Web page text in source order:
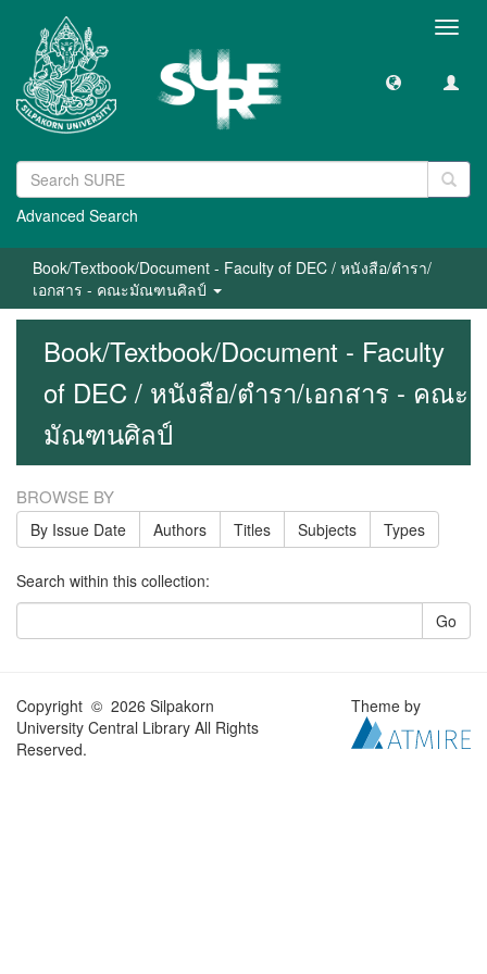
Advanced Search
Book/Textbook/Document - Faculty of DEC / หนังสือ/ตำรา/
เอกสาร - คณะมัณฑนศิลป์
Book/Textbook/Document - Faculty
of DEC / หนังสือ/ตำรา/เอกสาร - คณะ
มัณฑนศิลป์
BROWSE BY
By Issue Date Authors Titles Subjects Types
Search within this collection:
Go
Copyright © 2026 Silpakorn
University Central Library All Rights
Reserved.
Theme by